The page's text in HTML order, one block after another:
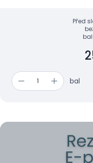
Před
bal